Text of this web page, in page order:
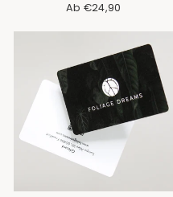
Ab €24,90